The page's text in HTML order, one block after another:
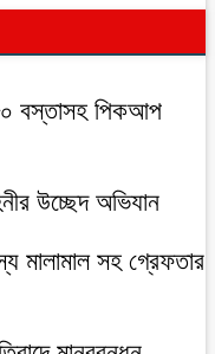
বস্তাসহ পিকআপ
উচ্ছেদ অভিযান
মালামাল সহ গ্রেফতার